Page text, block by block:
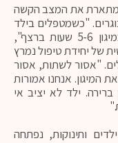
את המצב הקשה
"כשמטפלים בילד
חולה קורונה לא יציב, זה דורש להיות במיגון 5-6 שעות ברצף",
של יחידת טיפול נמרץ
"אסור לשתות, אסור
המיגון. אנחנו אמורות
ילד לא יציב אי
ותינוקות, נפתחה